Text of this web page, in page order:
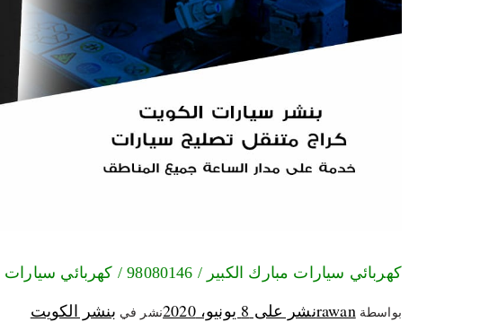
كهربائي سيارات مبارك الكبير / 98080146‬ / كهربائي سيارات خدمة منازل
بواسطةrawanنشر على 8 يونيو، 2020 نشر في بنشر الكويت